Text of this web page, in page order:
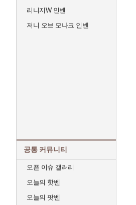
리니지W 인벤
저니 오브 모나크 인벤
공통 커뮤니티
오픈 이슈 갤러리
오늘의 핫벤
오늘의 팟벤